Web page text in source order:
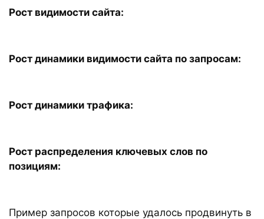
Рост видимости сайта:
Рост динамики видимости сайта по запросам:
Рост динамики трафика:
Рост распределения ключевых слов по
позициям:
Пример запросов которые удалось продвинуть в